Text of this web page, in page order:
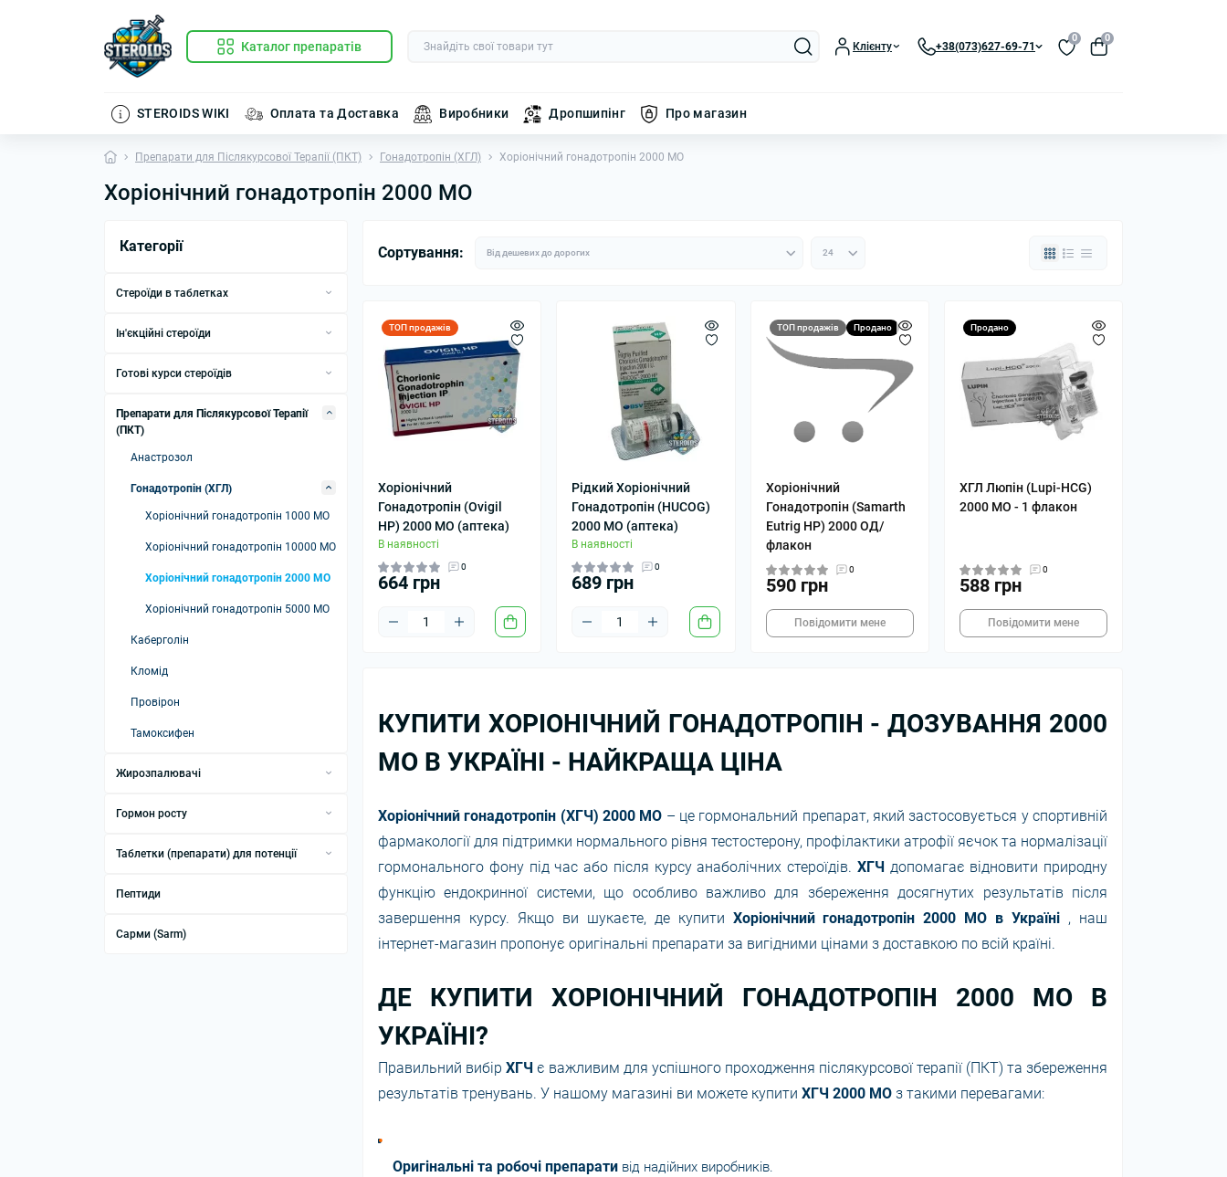
Каталог препаратів Клієнту +38(073)627-69-71
0 0
STEROIDS WIKI Оплата та Доставка Виробники Дропшипінг Про магазин
Препарати для Післякурсової Терапії (ПКТ) Гонадотропін (ХГЛ) Хоріонічний гонадотропін 2000 МО
Хоріонічний гонадотропін 2000 МО
Категорії
Стероїди в таблетках
Станозолол
Турінабол
Ін'єкційні стероїди
Мастерон
Прімоболан
Тестостерон
Тренболон
Готові курси стероїдів
Готові курси стероїдів на сушку
Курс стероїдів для новачків
Курси для досвідчених
Препарати для Післякурсової Терапії
(ПКТ)
Анастрозол
Гонадотропін (ХГЛ)
Хоріонічний гонадотропін 1000 МО
Хоріонічний гонадотропін 10000 МО
Хоріонічний гонадотропін 2000 МО
Хоріонічний гонадотропін 5000 МО
Каберголін
Кломід
Провірон
Тамоксифен
Жирозпалювачі
Гормон росту
Таблетки (препарати) для потенції
Силденафіл
Пептиди
Сарми (Sarm)
Сортування:
ТОП продажів
Хоріонічний
Гонадотропін (Ovigil
HP) 2000 МО (аптека)
В наявності
0
664 грн
Рідкий Хоріонічний
Гонадотропін (HUCOG)
2000 МО (аптека)
В наявності
0
689 грн
ТОП продажів Продано
Хоріонічний
Гонадотропін (Samarth
Еutrig HP) 2000 ОД/
флакон
0
590 грн
Повідомити мене
Продано
ХГЛ Люпін (Lupi-HCG)
2000 МО - 1 флакон
0
588 грн
Повідомити мене
КУПИТИ ХОРІОНІЧНИЙ ГОНАДОТРОПІН - ДОЗУВАННЯ 2000
МО В УКРАЇНІ - НАЙКРАЩА ЦІНА
Хоріонічний гонадотропін (ХГЧ) 2000 МО – це гормональний препарат, який застосовується у спортивній
фармакології для підтримки нормального рівня тестостерону, профілактики атрофії яєчок та нормалізації
гормонального фону під час або після курсу анаболічних стероїдів. ХГЧ допомагає відновити природну
функцію ендокринної системи, що особливо важливо для збереження досягнутих результатів після
завершення курсу. Якщо ви шукаєте, де купити Хоріонічний гонадотропін 2000 МО в Україні , наш
інтернет-магазин пропонує оригінальні препарати за вигідними цінами з доставкою по всій країні.
ДЕ КУПИТИ ХОРІОНІЧНИЙ ГОНАДОТРОПІН 2000 МО В
УКРАЇНІ?
Правильний вибір ХГЧ є важливим для успішного проходження післякурсової терапії (ПКТ) та збереження
результатів тренувань. У нашому магазині ви можете купити ХГЧ 2000 МО з такими перевагами:
Оригінальні та робочі препарати від надійних виробників.